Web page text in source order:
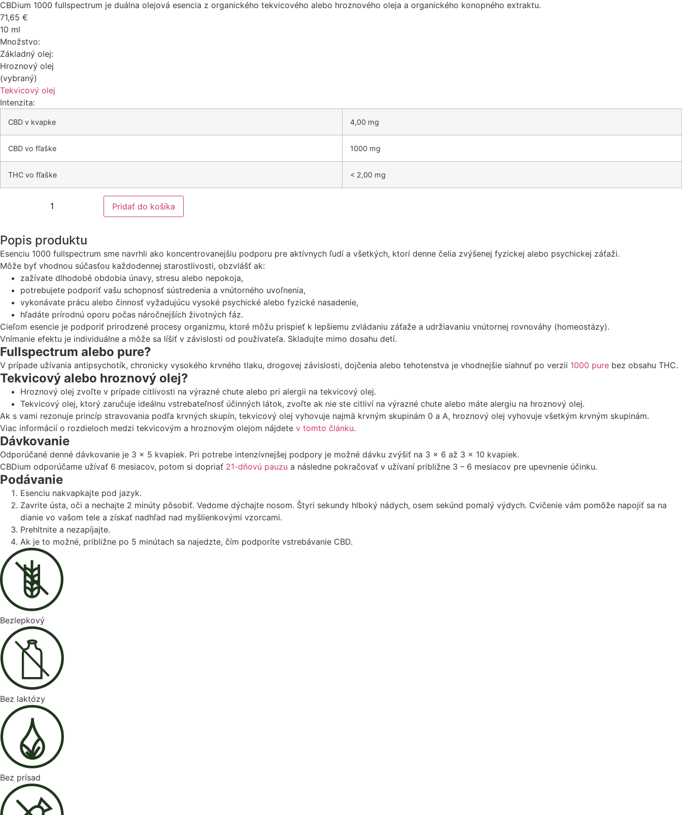
CBDium 1000 fullspectrum je duálna olejová esencia z organického tekvicového alebo hroznového oleja a organického konopného extraktu.
71,65 €
10 ml
Množstvo:
Základný olej:
Hroznový olej
(vybraný)
Tekvicový olej
Intenzita:
CBD v kvapke 4,00 mg
CBD vo fľaške 1000 mg
THC vo fľaške < 2,00 mg
Pridať do košíka
Popis produktu
Esenciu 1000 fullspectrum sme navrhli ako koncentrovanejšiu podporu pre aktívnych ľudí a všetkých, ktorí denne čelia zvýšenej fyzickej alebo psychickej záťaži.
Môže byť vhodnou súčasťou každodennej starostlivosti, obzvlášť ak:
zažívate dlhodobé obdobia únavy, stresu alebo nepokoja,
potrebujete podporiť vašu schopnosť sústredenia a vnútorného uvoľnenia,
vykonávate prácu alebo činnosť vyžadujúcu vysoké psychické alebo fyzické nasadenie,
hľadáte prírodnú oporu počas náročnejších životných fáz.
Cieľom esencie je podporiť prirodzené procesy organizmu, ktoré môžu prispieť k lepšiemu zvládaniu záťaže a udržiavaniu vnútornej rovnováhy (homeostázy).
Vnímanie efektu je individuálne a môže sa líšiť v závislosti od používateľa. Skladujte mimo dosahu detí.
Fullspectrum alebo pure?
V prípade užívania antipsychotík, chronicky vysokého krvného tlaku, drogovej závislosti, dojčenia alebo tehotenstva je vhodnejšie siahnuť po verzii 1000 pure bez obsahu THC.
Tekvicový alebo hroznový olej?
Hroznový olej zvoľte v prípade citlivosti na výrazné chute alebo pri alergii na tekvicový olej.
Tekvicový olej, ktorý zaručuje ideálnu vstrebateľnosť účinných látok, zvoľte ak nie ste citliví na výrazné chute alebo máte alergiu na hroznový olej.
Ak s vami rezonuje princíp stravovania podľa krvných skupín, tekvicový olej vyhovuje najmä krvným skupinám 0 a A, hroznový olej vyhovuje všetkým krvným skupinám.
Viac informácií o rozdieloch medzi tekvicovým a hroznovým olejom nájdete v tomto článku.
Dávkovanie
Odporúčané denné dávkovanie je 3 x 5 kvapiek. Pri potrebe intenzívnejšej podpory je možné dávku zvýšiť na 3 x 6 až 3 x 10 kvapiek.
CBDium odporúčame užívať 6 mesiacov, potom si dopriať 21-dňovú pauzu a následne pokračovať v užívaní približne 3 – 6 mesiacov pre upevnenie účinku.
Podávanie
Esenciu nakvapkajte pod jazyk.
Zavrite ústa, oči a nechajte 2 minúty pôsobiť. Vedome dýchajte nosom. Štyri sekundy hlboký nádych, osem sekúnd pomalý výdych. Cvičenie vám pomôže napojiť sa na
dianie vo vašom tele a získať nadhľad nad myšlienkovými vzorcami.
Prehltnite a nezapíjajte.
Ak je to možné, približne po 5 minútach sa najedzte, čím podporíte vstrebávanie CBD.
Bezlepkový
Bez laktózy
Bez prísad